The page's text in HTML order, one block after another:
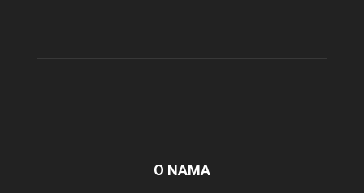
O NAMA